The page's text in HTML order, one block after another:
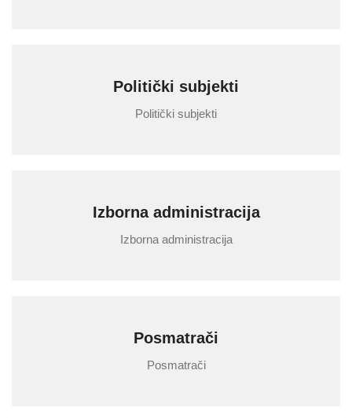
Politički subjekti
Politički subjekti
Izborna administracija
Izborna administracija
Posmatrači
Posmatrači